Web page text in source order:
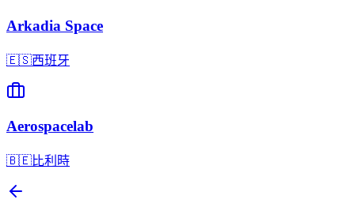
Arkadia Space
🇪🇸西班牙
Aerospacelab
🇧🇪比利時